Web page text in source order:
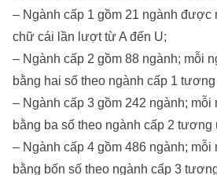
– Ngành cấp 1 gồm 21 ngành được
chữ cái lần lượt từ A đến U;
– Ngành cấp 2 gồm 88 ngành; mỗi
bằng hai số theo ngành cấp 1
– Ngành cấp 3 gồm 242 ngành;
bằng ba số theo ngành cấp 2 tương
– Ngành cấp 4 gồm 486 ngành;
bằng bốn số theo ngành cấp 3